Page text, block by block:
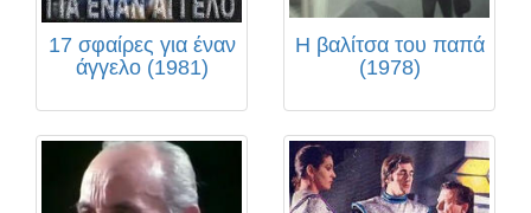
17 σφαίρες για έναν
άγγελο (1981)
Η βαλίτσα του παπά
(1978)